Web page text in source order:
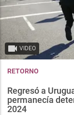
VIDEO
RETORNO
Regresó a
permanecía
2024